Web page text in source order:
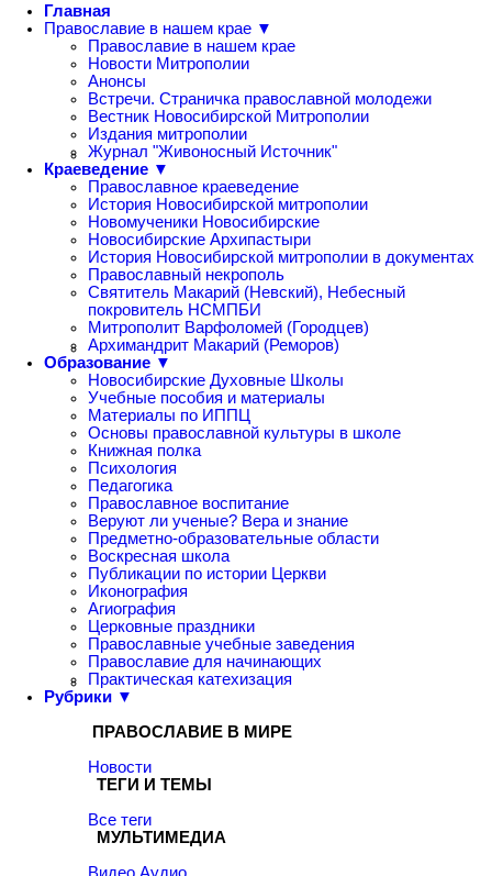
Главная
Православие в нашем крае ▼
Православие в нашем крае
Новости Митрополии
Анонсы
Встречи. Страничка православной молодежи
Вестник Новосибирской Митрополии
Издания митрополии
Журнал "Живоносный Источник"
Краеведение ▼
Православное краеведение
История Новосибирской митрополии
Новомученики Новосибирские
Новосибирские Архипастыри
История Новосибирской митрополии в документах
Православный некрополь
Святитель Макарий (Невский), Небесный
покровитель НСМПБИ
Митрополит Варфоломей (Городцев)
Архимандрит Макарий (Реморов)
Образование ▼
Новосибирские Духовные Школы
Учебные пособия и материалы
Материалы по ИППЦ
Основы православной культуры в школе
Книжная полка
Психология
Педагогика
Православное воспитание
Веруют ли ученые? Вера и знание
Предметно-образовательные области
Воскресная школа
Публикации по истории Церкви
Иконография
Агиография
Церковные праздники
Православные учебные заведения
Православие для начинающих
Практическая катехизация
Рубрики ▼
ПРАВОСЛАВИЕ В МИРЕ
Новости
ТЕГИ И ТЕМЫ
Все теги
МУЛЬТИМЕДИА